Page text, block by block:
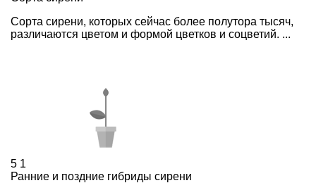
Сорта сирени, которых сейчас более полутора тысяч,
различаются цветом и формой цветков и соцветий. ...
5 1
Ранние и поздние гибриды сирени